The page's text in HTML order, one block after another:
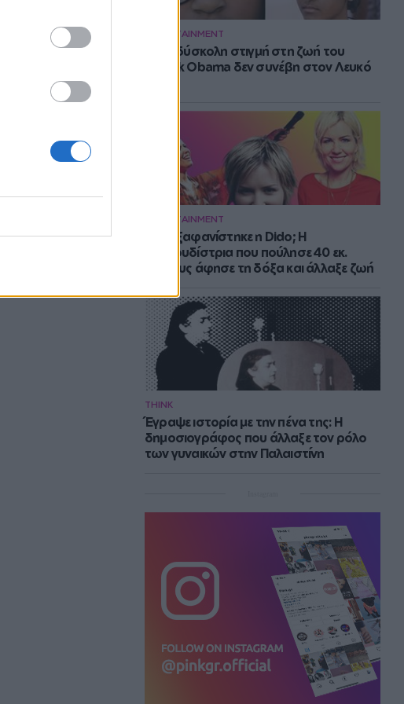
ENTERTAINMENT
Η πιο δύσκολη στιγμή στη ζωή του
Barack Obama δεν συνέβη στον Λευκό
ENTERTAINMENT
Πού εξαφανίστηκε η Dido; Η
τραγουδίστρια που πούλησε 40 εκ.
δίσκους άφησε τη δόξα και άλλαξε ζωή
THINK
Έγραψε ιστορία με την πένα της: Η
δημοσιογράφος που άλλαξε τον ρόλο
των γυναικών στην Παλαιστίνη